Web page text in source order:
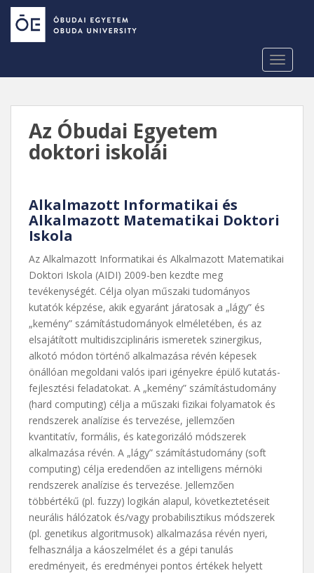
Az Óbudai Egyetem
doktori iskolái
Alkalmazott Informatikai és
Alkalmazott Matematikai Doktori
Iskola
Az Alkalmazott Informatikai és Alkalmazott Matematikai
Doktori Iskola (AIDI) 2009-ben kezdte meg
tevékenységét. Célja olyan műszaki tudományos
kutatók képzése, akik egyaránt járatosak a „lágy” és
„kemény” számítástudományok elméletében, és az
elsajátított multidiszciplináris ismeretek szinergikus,
alkotó módon történő alkalmazása révén képesek
önállóan megoldani valós ipari igényekre épülő kutatás-
fejlesztési feladatokat. A „kemény” számítástudomány
(hard computing) célja a műszaki fizikai folyamatok és
rendszerek analízise és tervezése, jellemzően
kvantitatív, formális, és kategorizáló módszerek
alkalmazása révén. A „lágy” számítástudomány (soft
computing) célja eredendően az intelligens mérnöki
rendszerek analízise és tervezése. Jellemzően
többértékű (pl. fuzzy) logikán alapul, következtetéseit
neurális hálózatok és/vagy probabilisztikus módszerek
(pl. genetikus algoritmusok) alkalmazása révén nyeri,
felhasználja a káoszelmélet és a gépi tanulás
eredményeit, és eredményei pontos értékek helyett